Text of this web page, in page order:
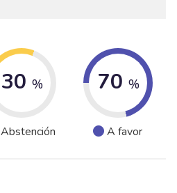
30 %
Abstención
70 %
A favor